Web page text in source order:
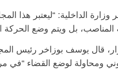
الداخلية: “ليعتبر هذا
بل ويتم وضع الحركة
قال يوسف بوزاخر رئيس
ومحاولة لوضع القضاء “في